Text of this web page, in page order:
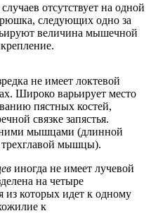
отсутствует на одной
следующих одно за
величина мышечной
не имеет локтевой
Широко варьирует место
пястных костей,
связке запястья.
мышцами (длинной
трехглавой мышцы).
иногда не имеет лучевой
на четыре
которых идет к одному
к